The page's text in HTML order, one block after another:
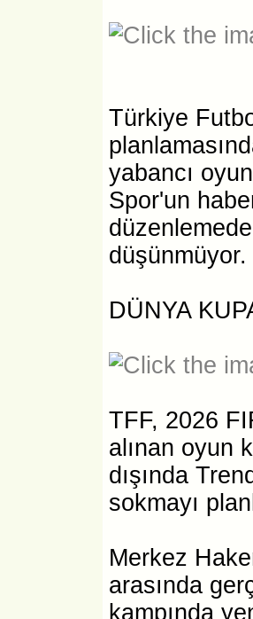
Türkiye
yabancı
Spor'un
düşünmüyor.
DÜNYA
TFF, 2026
alınan oyun
dışında
sokmayı
Merkez
arasında
kampında